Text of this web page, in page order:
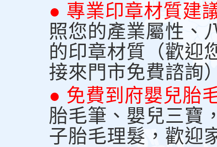
● 專業印章材質建
照您的產業屬性、
的印章材質（歡迎
接來門市免費諮詢
● 免費到府嬰兒胎
胎毛筆、嬰兒三寶
子胎毛理髮，歡迎